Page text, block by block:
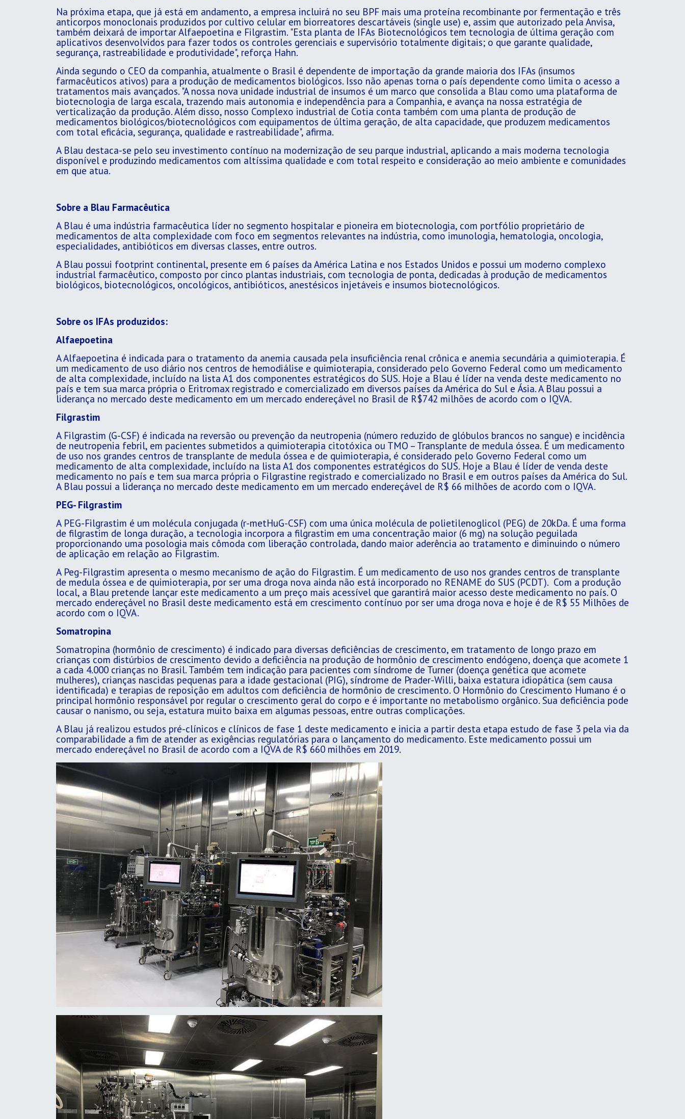
Na próxima etapa, que já está em andamento, a empresa incluirá no seu BPF mais uma proteína recombinante por fermentação e três
anticorpos monoclonais produzidos por cultivo celular em biorreatores descartáveis (single use) e, assim que autorizado pela Anvisa,
também deixará de importar Alfaepoetina e Filgrastim. "Esta planta de IFAs Biotecnológicos tem tecnologia de última geração com
aplicativos desenvolvidos para fazer todos os controles gerenciais e supervisório totalmente digitais; o que garante qualidade,
segurança, rastreabilidade e produtividade", reforça Hahn.
Ainda segundo o CEO da companhia, atualmente o Brasil é dependente de importação da grande maioria dos IFAs (insumos
farmacêuticos ativos) para a produção de medicamentos biológicos. Isso não apenas torna o país dependente como limita o acesso a
tratamentos mais avançados. "A nossa nova unidade industrial de insumos é um marco que consolida a Blau como uma plataforma de
biotecnologia de larga escala, trazendo mais autonomia e independência para a Companhia, e avança na nossa estratégia de
verticalização da produção. Além disso, nosso Complexo industrial de Cotia conta também com uma planta de produção de
medicamentos biológicos/biotecnológicos com equipamentos de última geração, de alta capacidade, que produzem medicamentos
com total eficácia, segurança, qualidade e rastreabilidade", afirma.
A Blau destaca-se pelo seu investimento contínuo na modernização de seu parque industrial, aplicando a mais moderna tecnologia
disponível e produzindo medicamentos com altíssima qualidade e com total respeito e consideração ao meio ambiente e comunidades
em que atua.
Sobre a Blau Farmacêutica
A Blau é uma indústria farmacêutica líder no segmento hospitalar e pioneira em biotecnologia, com portfólio proprietário de
medicamentos de alta complexidade com foco em segmentos relevantes na indústria, como imunologia, hematologia, oncologia,
especialidades, antibióticos em diversas classes, entre outros.
A Blau possui footprint continental, presente em 6 países da América Latina e nos Estados Unidos e possui um moderno complexo
industrial farmacêutico, composto por cinco plantas industriais, com tecnologia de ponta, dedicadas à produção de medicamentos
biológicos, biotecnológicos, oncológicos, antibióticos, anestésicos injetáveis e insumos biotecnológicos.
Sobre os IFAs produzidos:
Alfaepoetina
A Alfaepoetina é indicada para o tratamento da anemia causada pela insuficiência renal crônica e anemia secundária a quimioterapia. É
um medicamento de uso diário nos centros de hemodiálise e quimioterapia, considerado pelo Governo Federal como um medicamento
de alta complexidade, incluído na lista A1 dos componentes estratégicos do SUS. Hoje a Blau é líder na venda deste medicamento no
país e tem sua marca própria o Eritromax registrado e comercializado em diversos países da América do Sul e Ásia. A Blau possui a
liderança no mercado deste medicamento em um mercado endereçável no Brasil de R$742 milhões de acordo com o IQVA.
Filgrastim
A Filgrastim (G-CSF) é indicada na reversão ou prevenção da neutropenia (número reduzido de glóbulos brancos no sangue) e incidência
de neutropenia febril, em pacientes submetidos a quimioterapia citotóxica ou TMO – Transplante de medula óssea. É um medicamento
de uso nos grandes centros de transplante de medula óssea e de quimioterapia, é considerado pelo Governo Federal como um
medicamento de alta complexidade, incluído na lista A1 dos componentes estratégicos do SUS. Hoje a Blau é líder de venda deste
medicamento no país e tem sua marca própria o Filgrastine registrado e comercializado no Brasil e em outros países da América do Sul.
A Blau possui a liderança no mercado deste medicamento em um mercado endereçável de R$ 66 milhões de acordo com o IQVA.
PEG- Filgrastim
A PEG-Filgrastim é um molécula conjugada (r-metHuG-CSF) com uma única molécula de polietilenoglicol (PEG) de 20kDa. É uma forma
de filgrastim de longa duração, a tecnologia incorpora a filgrastim em uma concentração maior (6 mg) na solução peguilada
proporcionando uma posologia mais cômoda com liberação controlada, dando maior aderência ao tratamento e diminuindo o número
de aplicação em relação ao Filgrastim.
A Peg-Filgrastim apresenta o mesmo mecanismo de ação do Filgrastim. É um medicamento de uso nos grandes centros de transplante
de medula óssea e de quimioterapia, por ser uma droga nova ainda não está incorporado no RENAME do SUS (PCDT). Com a produção
local, a Blau pretende lançar este medicamento a um preço mais acessível que garantirá maior acesso deste medicamento no país. O
mercado endereçável no Brasil deste medicamento está em crescimento contínuo por ser uma droga nova e hoje é de R$ 55 Milhões de
acordo com o IQVA.
Somatropina
Somatropina (hormônio de crescimento) é indicado para diversas deficiências de crescimento, em tratamento de longo prazo em
crianças com distúrbios de crescimento devido a deficiência na produção de hormônio de crescimento endógeno, doença que acomete 1
a cada 4.000 crianças no Brasil. Também tem indicação para pacientes com síndrome de Turner (doença genética que acomete
mulheres), crianças nascidas pequenas para a idade gestacional (PIG), síndrome de Prader-Willi, baixa estatura idiopática (sem causa
identificada) e terapias de reposição em adultos com deficiência de hormônio de crescimento. O Hormônio do Crescimento Humano é o
principal hormônio responsável por regular o crescimento geral do corpo e é importante no metabolismo orgânico. Sua deficiência pode
causar o nanismo, ou seja, estatura muito baixa em algumas pessoas, entre outras complicações.
A Blau já realizou estudos pré-clínicos e clínicos de fase 1 deste medicamento e inicia a partir desta etapa estudo de fase 3 pela via da
comparabilidade a fim de atender as exigências regulatórias para o lançamento do medicamento. Este medicamento possui um
mercado endereçável no Brasil de acordo com a IQVA de R$ 660 milhões em 2019.